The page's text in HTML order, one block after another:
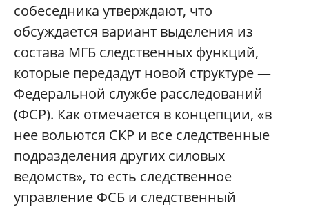
собеседника утверждают, что
обсуждается вариант выделения из
состава МГБ следственных функций,
которые передадут новой структуре —
Федеральной службе расследований
(ФСР). Как отмечается в концепции, «в
нее вольются СКР и все следственные
подразделения других силовых
ведомств», то есть следственное
управление ФСБ и следственный